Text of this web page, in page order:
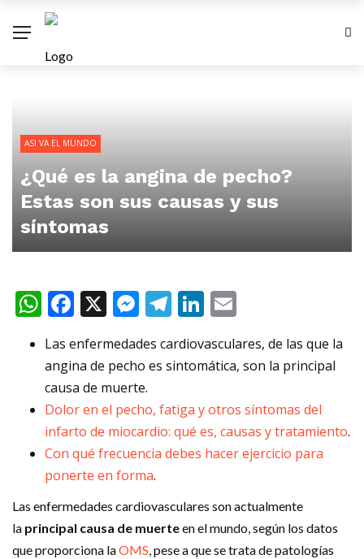
ASI VA EL MUNDO
¿Qué es la angina de pecho?
Estas son sus causas y sus
síntomas
WhatsApp
Facebook
X Messenger
Telegram
LinkedIn
Las enfermedades cardiovasculares, de las que la
angina de pecho es sintomática, son la principal
causa de muerte.
Dolor en el pecho, fatiga y otros síntomas del
infarto de miocardio: qué es, causas y tratamiento.
Con qué frecuencia debes hacer ejercicio para
ponerte en forma.
Las enfermedades cardiovasculares son actualmente
la principal causa de muerteen el mundo, según los datos
que proporciona laOMS, pese a que se trata de patologías